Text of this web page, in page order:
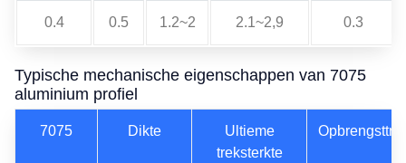
0.4 0.5 1.2~2 2.1~2,9 0.3
Typische mechanische eigenschappen van 7075
aluminium profiel
7075 Dikte
Ultieme
treksterkte